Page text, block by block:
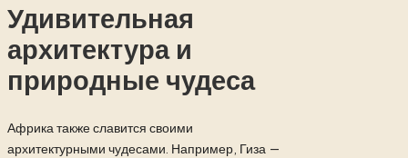
Удивительная
архитектура и
природные чудеса
Африка также славится своими
архитектурными чудесами. Например, Гиза —